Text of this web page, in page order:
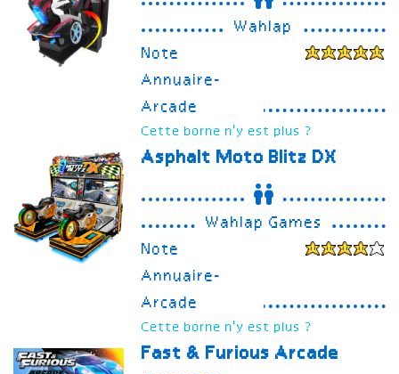
Wahlap
Note
Annuaire-
Arcade
Cette borne n'y est plus ?
Asphalt Moto Blitz DX
Wahlap Games
Note
Annuaire-
Arcade
Cette borne n'y est plus ?
Fast & Furious Arcade